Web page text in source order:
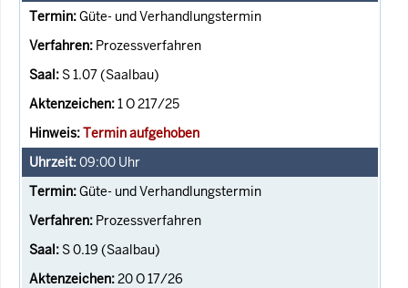
Güte- und Verhandlungstermin
Prozessverfahren
S 1.07 (Saalbau)
1 O 217/25
Termin aufgehoben
09:00 Uhr
Güte- und Verhandlungstermin
Prozessverfahren
S 0.19 (Saalbau)
20 O 17/26